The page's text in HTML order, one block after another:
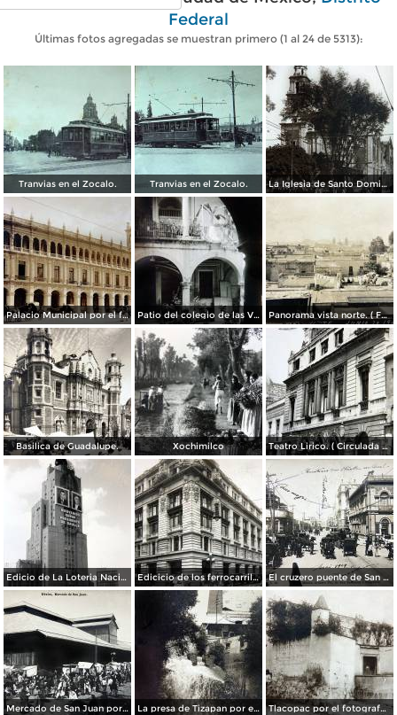
Federal
Últimas fotos agregadas se muestran primero (1 al 24 de 5313):
Tranvias en el Zocalo. Tranvias en el Zocalo. La Iglesia de Santo Domingo.
Palacio Municipal por el fotografo Hugo Brehme.. Patio del colegio de las Vizcainas por el fotografo Hugo Brehme. Panorama vista norte. ( Fechada el 20 de Junio de 1905 ).
Basilica de Guadalupe. Xochimilco Teatro Lirico. ( Circulada el 1 de Agosto de 1926 ).
Edicio de La Loteria Nacional Ciudad de México Abril de 1964 Edicicio de los ferrocarriles. El cruzero puente de San Francisco y Guardiola por el fotografo Felix Miret.
Mercado de San Juan por el fotografo Felix Miret La presa de Tizapan por el fotografo Fernando Kososky. ( Circulada el 22 de Diembre de 1910 ). Tlacopac por el fotografo Hugo Brehme.